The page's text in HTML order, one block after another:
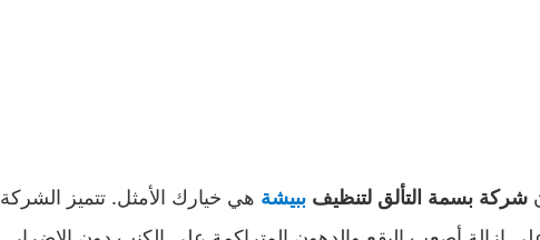
شركة بسمة التألق لتنظيف ببيشة هي خيارك الأمثل. تتميز الشركة